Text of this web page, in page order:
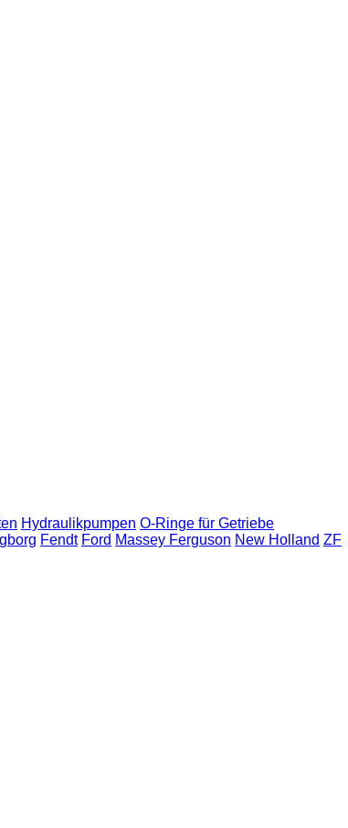
Hydraulikpumpen O-Ringe für Getriebe
Fendt Ford Massey Ferguson New Holland ZF